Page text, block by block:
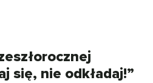
się, nie odkładaj!”